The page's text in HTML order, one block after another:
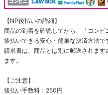
【NP後払いの詳細】
商品の到着を確認してから、「コン
後払いできる安心・簡単な決済方法で
請求書は、商品とは別に郵送されま
ます。
【ご注意】
後払い手数料：250円